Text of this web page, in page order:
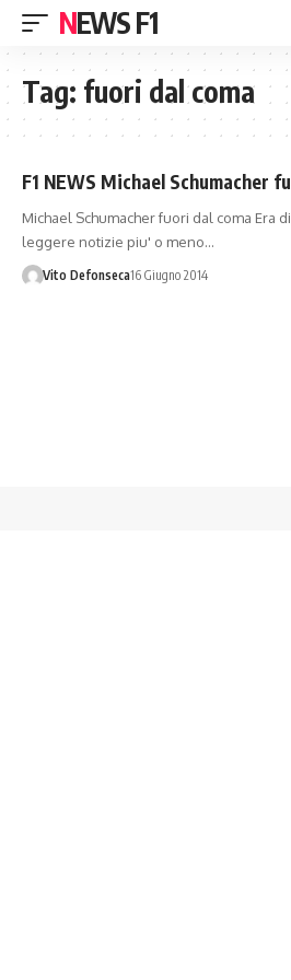
NEWS F1
Tag: fuori dal coma
F1 NEWS Michael Schumacher
Michael Schumacher fuori dal coma Era
leggere notizie piu' o meno…
Vito Defonseca16 Giugno 2014